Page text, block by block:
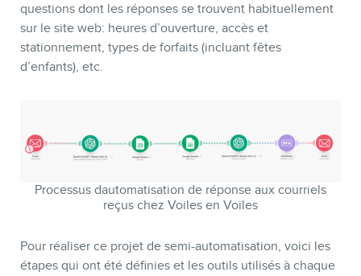
questions dont les réponses se trouvent habituellement
sur le site web: heures d’ouverture, accès et
stationnement, types de forfaits (incluant fêtes
d’enfants), etc.
Processus dautomatisation de réponse aux courriels
reçus chez Voiles en Voiles
Pour réaliser ce projet de semi-automatisation, voici les
étapes qui ont été définies et les outils utilisés à chaque